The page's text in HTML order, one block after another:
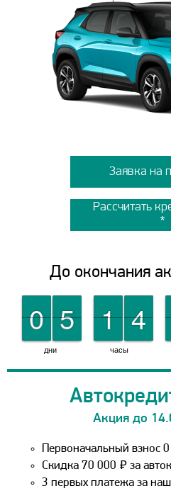
Заявка на
Рассчитать
Акция до
Первоначальный взнос
Скидка 70 000 ₽ за
3 первых платежа за наш
До окончания
дни
9
9
0
0 0
0
5
5
часы
0
0
1
1 0
0
4
4